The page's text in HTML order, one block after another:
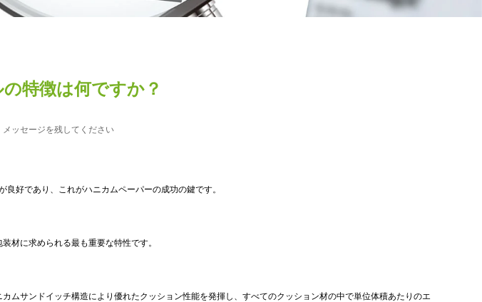
特徴は何ですか？
メッセージを残してください
好であり、これがハニカムペーパーの成功の鍵です。
材に求められる最も重要な特性です。
サンドイッチ構造により優れたクッション性能を発揮し、すべてのクッション材の中で単位体積あたりのエ